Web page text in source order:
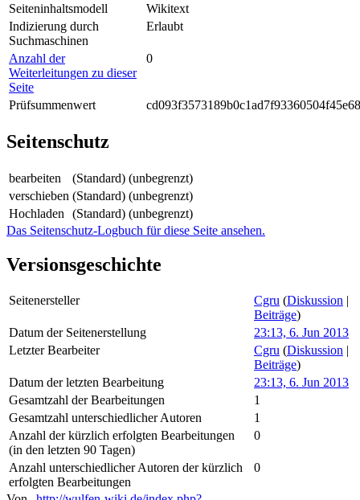
Seiteninhaltsmodell
Wikitext
Indizierung durch
Suchmaschinen
Erlaubt
Anzahl der
Weiterleitungen zu dieser
Seite
0
Prüfsummenwert
Seitenschutz
bearbeiten
(Standard) (unbegrenzt)
verschieben (Standard) (unbegrenzt)
Hochladen
(Standard) (unbegrenzt)
Das Seitenschutz-Logbuch für diese Seite ansehen.
Versionsgeschichte
Seitenersteller Cgru (Diskussion |
Beiträge)
Datum der Seitenerstellung
23:13, 6. Jun 2013
Letzter Bearbeiter
Cgru (Diskussion |
Beiträge)
Datum der letzten Bearbeitung
23:13, 6. Jun 2013
Gesamtzahl der Bearbeitungen
1
Gesamtzahl unterschiedlicher Autoren
1
Anzahl der kürzlich erfolgten Bearbeitungen
(in den letzten 90 Tagen)
0
Anzahl unterschiedlicher Autoren der kürzlich
erfolgten Bearbeitungen
0